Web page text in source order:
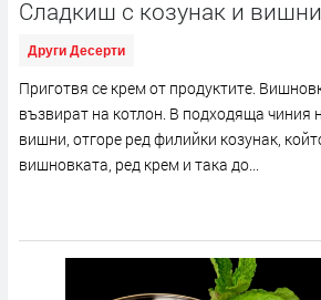
Сладкиш с козунак и вишни
Други Десерти
Приготвя се крем от продуктите.
възвират на котлон. В подходяща чиния
вишни, отгоре ред филийки козунак,
вишновката, ред крем и така до...